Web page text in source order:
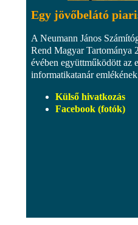
Egy jövőbelátó
A Neumann János
Rend Magyar Tartománya
évében együttműködött az
informatikatanár
Külső hivatkozás
Facebook (fotók)